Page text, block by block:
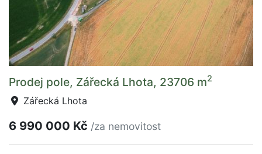
Prodej pole, Zářecká Lhota, 23706 m2
Zářecká Lhota
6 990 000 Kč /za nemovitost